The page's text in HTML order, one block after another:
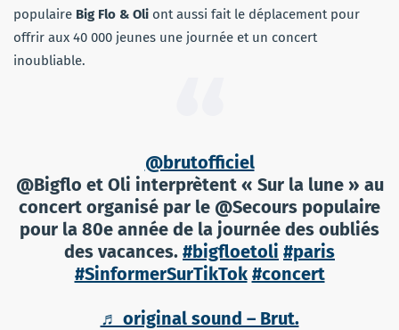
populaire Big Flo & Oli ont aussi fait le déplacement pour
offrir aux 40 000 jeunes une journée et un concert
inoubliable.
@brutofficiel
@Bigflo et Oli interprètent « Sur la lune » au
concert organisé par le @Secours populaire
pour la 80e année de la journée des oubliés
des vacances. #bigfloetoli #paris
#SinformerSurTikTok #concert
♬ original sound – Brut.